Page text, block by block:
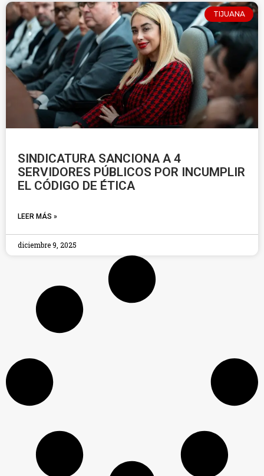
TIJUANA
SINDICATURA SANCIONA A 4
SERVIDORES PÚBLICOS POR INCUMPLIR
EL CÓDIGO DE ÉTICA
LEER MÁS »
diciembre 9, 2025